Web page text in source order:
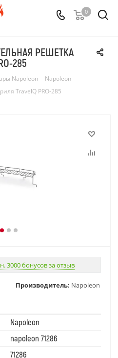
0
РЕШЕТКА
285
Napoleon - Napoleon
TravelQ PRO-285
3000 бонусов за отзыв
Производитель: Napoleon
Napoleon
napoleon 71286
71286